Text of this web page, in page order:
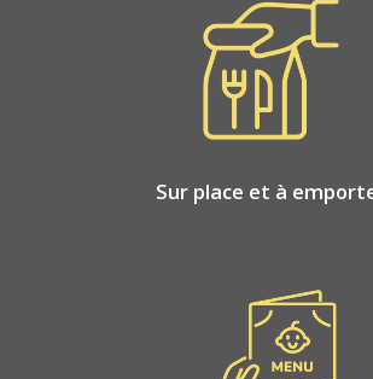
Sur place et à